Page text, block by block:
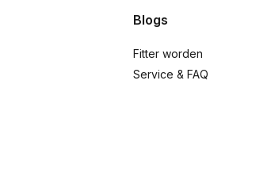
Blogs
Fitter worden
Service & FAQ